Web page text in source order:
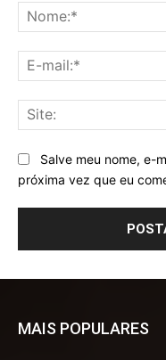
Salve meu nome, e-
próxima vez que eu
MAIS POPULARES